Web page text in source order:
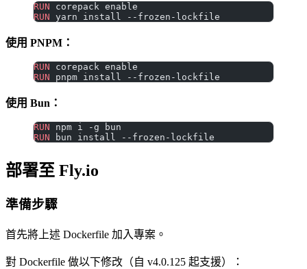
RUN corepack enable
RUN yarn install --frozen-lockfile
使用 PNPM：
RUN corepack enable
RUN pnpm install --frozen-lockfile
使用 Bun：
RUN npm i -g bun
RUN bun install --frozen-lockfile
部署至 Fly.io
準備步驟
首先將上述 Dockerfile 加入專案。
對 Dockerfile 做以下修改（自 v4.0.125 起支援）：